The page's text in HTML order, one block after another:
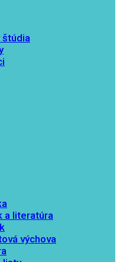
štúdia
a literatúra
výchova